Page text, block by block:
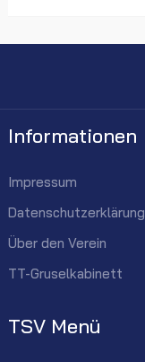
Informationen
Impressum
Datenschutzerklärung
Über den Verein
TT-Gruselkabinett
TSV Menü